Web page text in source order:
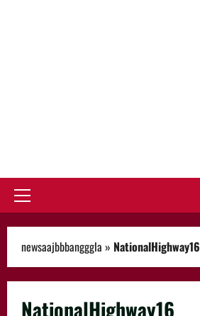
Primary
newsaajbbbangggla » NationalHighway16
NationalHighway16